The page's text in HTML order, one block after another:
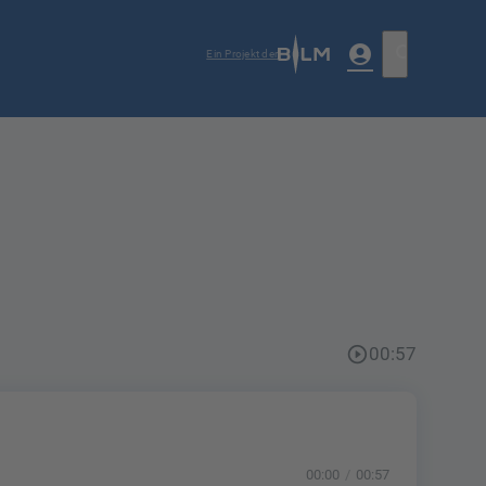
Ein Projekt der account_circle
play_circle_outline00:57
00:00 00:57